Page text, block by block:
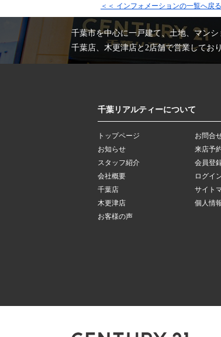
＜＜ インフォメーションの一覧へ戻る
千葉市を中心に一戸建て、土地、マン
千葉店、木更津店と2店舗で営業してお
千葉リアルティーについて
トップページ
お知らせ
スタッフ紹介
会社概要
千葉店
木更津店
お客様の声
お問合
来店予
会員登
ログイ
サイト
個人情